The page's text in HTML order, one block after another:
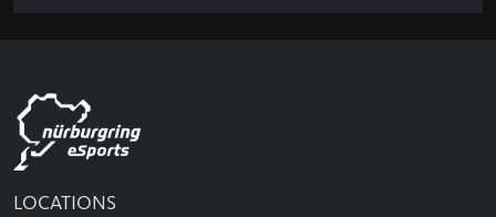
LOCATIONS